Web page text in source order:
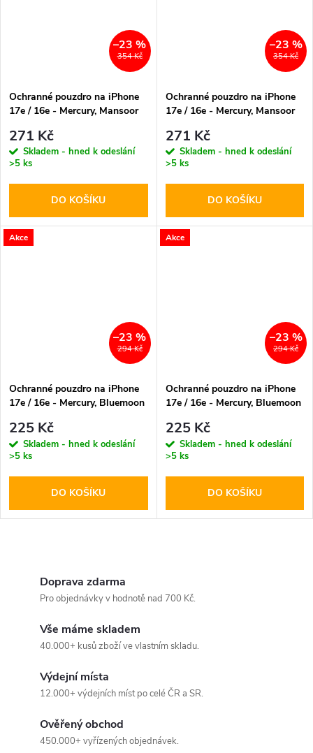
354 Kč
–23 %
Ochranné pouzdro na iPhone
17e / 16e - Mercury, Mansoor
271 Kč
Skladem - hned k odeslání
>5 ks
DO KOŠÍKU
354 Kč
–23 %
Ochranné pouzdro na iPhone
17e / 16e - Mercury, Mansoor
271 Kč
Skladem - hned k odeslání
>5 ks
DO KOŠÍKU
Akce
294 Kč
–23 %
Ochranné pouzdro na iPhone
17e / 16e - Mercury, Bluemoon
225 Kč
Skladem - hned k odeslání
>5 ks
DO KOŠÍKU
Akce
294 Kč
–23 %
Ochranné pouzdro na iPhone
17e / 16e - Mercury, Bluemoon
225 Kč
Skladem - hned k odeslání
>5 ks
DO KOŠÍKU
Doprava zdarma
Pro objednávky v hodnotě nad 700 Kč.
Vše máme skladem
40.000+ kusů zboží ve vlastním skladu.
Výdejní místa
12.000+ výdejních míst po celé ČR a SR.
Ověřený obchod
450.000+ vyřízených objednávek.